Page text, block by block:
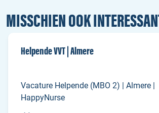
MISSCHIEN OOK
Helpende VVT | Almere
Vacature Helpende (MBO 2) | Almere |
HappyNurse